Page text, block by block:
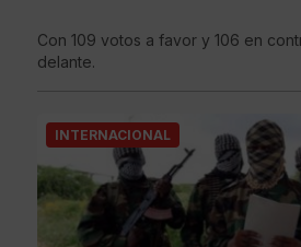
Con 109 votos a favor y 106 en
delante.
INTERNACIONAL